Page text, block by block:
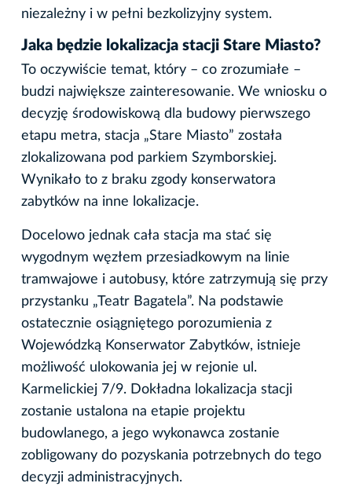
niezależny i w pełni bezkolizyjny system.
Jaka będzie lokalizacja stacji Stare Miasto?
To oczywiście temat, który – co zrozumiałe –
budzi największe zainteresowanie. We wniosku o
decyzję środowiskową dla budowy pierwszego
etapu metra, stacja „Stare Miasto” została
zlokalizowana pod parkiem Szymborskiej.
Wynikało to z braku zgody konserwatora
zabytków na inne lokalizacje.
Docelowo jednak cała stacja ma stać się
wygodnym węzłem przesiadkowym na linie
tramwajowe i autobusy, które zatrzymują się przy
przystanku „Teatr Bagatela”. Na podstawie
ostatecznie osiągniętego porozumienia z
Wojewódzką Konserwator Zabytków, istnieje
możliwość ulokowania jej w rejonie ul.
Karmelickiej 7/9. Dokładna lokalizacja stacji
zostanie ustalona na etapie projektu
budowlanego, a jego wykonawca zostanie
zobligowany do pozyskania potrzebnych do tego
decyzji administracyjnych.